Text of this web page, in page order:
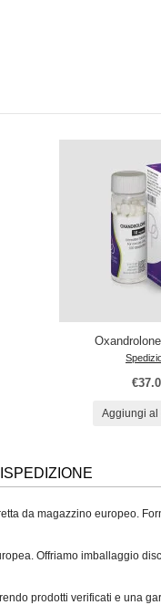
Aggiungi al
da magazzino europeo.
Offriamo imballaggio
prodotti verificati e una